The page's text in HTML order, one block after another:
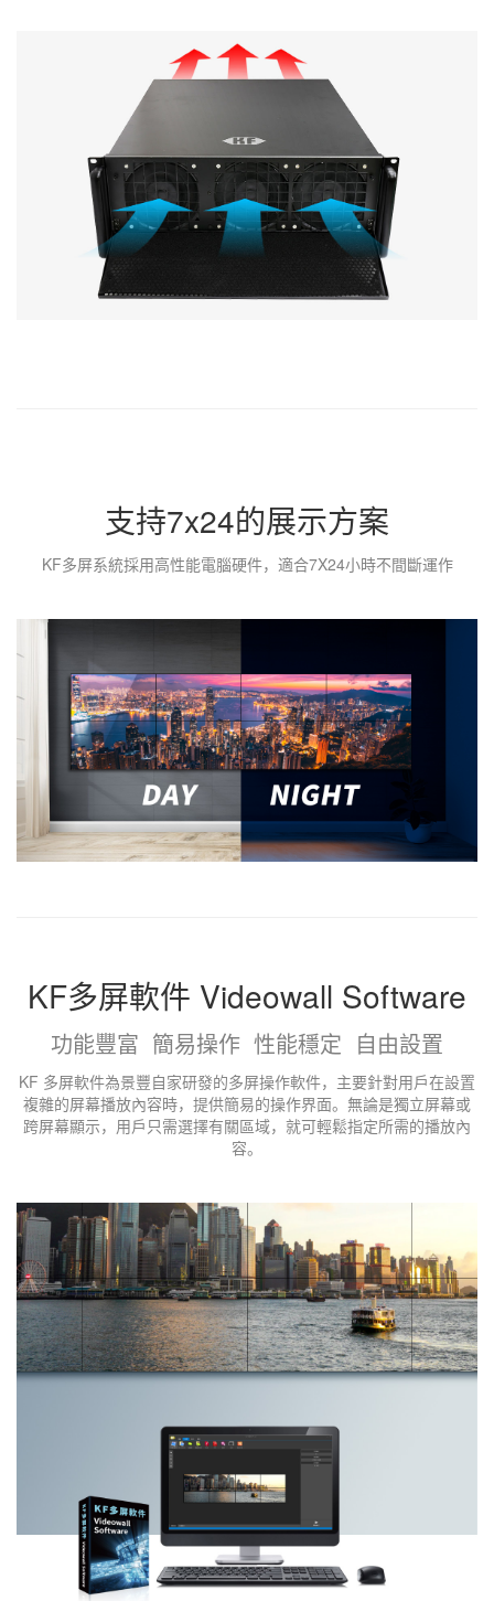
支持7x24的展示方案
KF多屏系統採用高性能電腦硬件， 適合7X24小時不間斷運作
KF多屏軟件 Videowall Software
功能豐富 簡易操作 性能穩定 自由設置
KF 多屏軟件為景豐自家研發的多屏操作軟件，主要針對用戶在設置
複雜的屏幕播放內容時，提供簡易的操作界面。無論是獨立屏幕或
跨屏幕顯示，用戶只需選擇有關區域，就可輕鬆指定所需的播放內
容。